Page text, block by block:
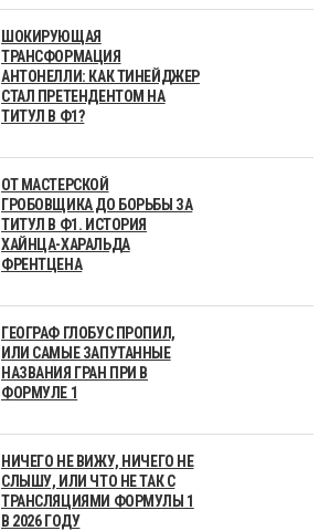
ШОКИРУЮЩАЯ
ТРАНСФОРМАЦИЯ
АНТОНЕЛЛИ: КАК ТИНЕЙДЖЕР
СТАЛ ПРЕТЕНДЕНТОМ НА
ТИТУЛ В Ф1?
ОТ МАСТЕРСКОЙ
ГРОБОВЩИКА ДО БОРЬБЫ ЗА
ТИТУЛ В Ф1. ИСТОРИЯ
ХАЙНЦА-ХАРАЛЬДА
ФРЕНТЦЕНА
ГЕОГРАФ ГЛОБУС ПРОПИЛ,
ИЛИ САМЫЕ ЗАПУТАННЫЕ
НАЗВАНИЯ ГРАН ПРИ В
ФОРМУЛЕ 1
НИЧЕГО НЕ ВИЖУ, НИЧЕГО НЕ
СЛЫШУ, ИЛИ ЧТО НЕ ТАК С
ТРАНСЛЯЦИЯМИ ФОРМУЛЫ 1
В 2026 ГОДУ